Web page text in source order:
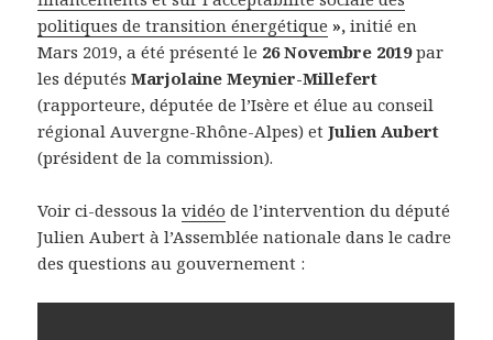
politiques de transition énergétique »,initié en
Mars 2019, a été présenté le 26 Novembre 2019par
les députésMarjolaine Meynier-Millefert
(rapporteure, députée de l’Isère et élue au conseil
régional Auvergne-Rhône-Alpes) etJulien Aubert
(président de la commission).
Voir ci-dessous lavidéo de l’intervention du député
Julien Aubert à l’Assemblée nationale dans le cadre
des questions au gouvernement :